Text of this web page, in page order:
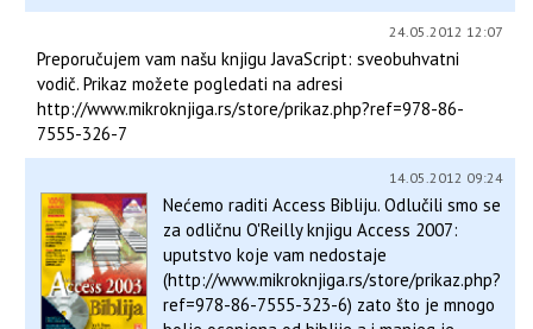
24.05.2012 12:07
Preporučujem vam našu knjigu JavaScript: sveobuhvatni
vodič. Prikaz možete pogledati na adresi
http://www.mikroknjiga.rs/store/prikaz.php?ref=978-86-
7555-326-7
14.05.2012 09:24
Nećemo raditi Access Bibliju. Odlučili smo se
za odličnu O'Reilly knjigu Access 2007:
uputstvo koje vam nedostaje
(http://www.mikroknjiga.rs/store/prikaz.php?
ref=978-86-7555-323-6) zato što je mnogo